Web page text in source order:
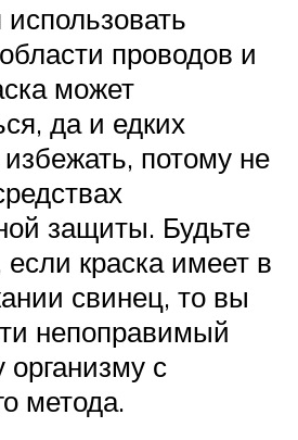
проводов и
может
да и едких
потому не
защиты. Будьте
краска имеет в
свинец, то вы
непоправимый
с
метода.